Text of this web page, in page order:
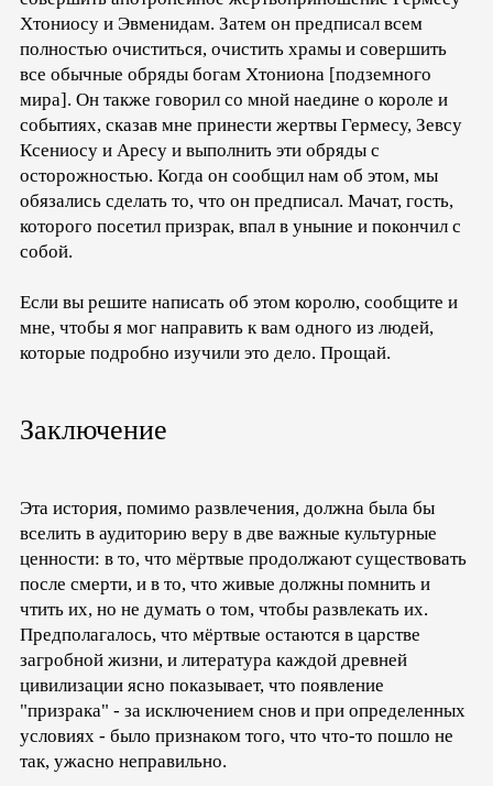
Хтониосу и Эвменидам. Затем он предписал всем
полностью очиститься, очистить храмы и совершить
все обычные обряды богам Хтониона [подземного
мира]. Он также говорил со мной наедине о короле и
событиях, сказав мне принести жертвы Гермесу, Зевсу
Ксениосу и Аресу и выполнить эти обряды с
осторожностью. Когда он сообщил нам об этом, мы
обязались сделать то, что он предписал. Мачат, гость,
которого посетил призрак, впал в уныние и покончил с
собой.
Если вы решите написать об этом королю, сообщите и
мне, чтобы я мог направить к вам одного из людей,
которые подробно изучили это дело. Прощай.
Заключение
Эта история, помимо развлечения, должна была бы
вселить в аудиторию веру в две важные культурные
ценности: в то, что мёртвые продолжают существовать
после смерти, и в то, что живые должны помнить и
чтить их, но не думать о том, чтобы развлекать их.
Предполагалось, что мёртвые остаются в царстве
загробной жизни, и литература каждой древней
цивилизации ясно показывает, что появление
"призрака" - за исключением снов и при определенных
условиях - было признаком того, что что-то пошло не
так, ужасно неправильно.